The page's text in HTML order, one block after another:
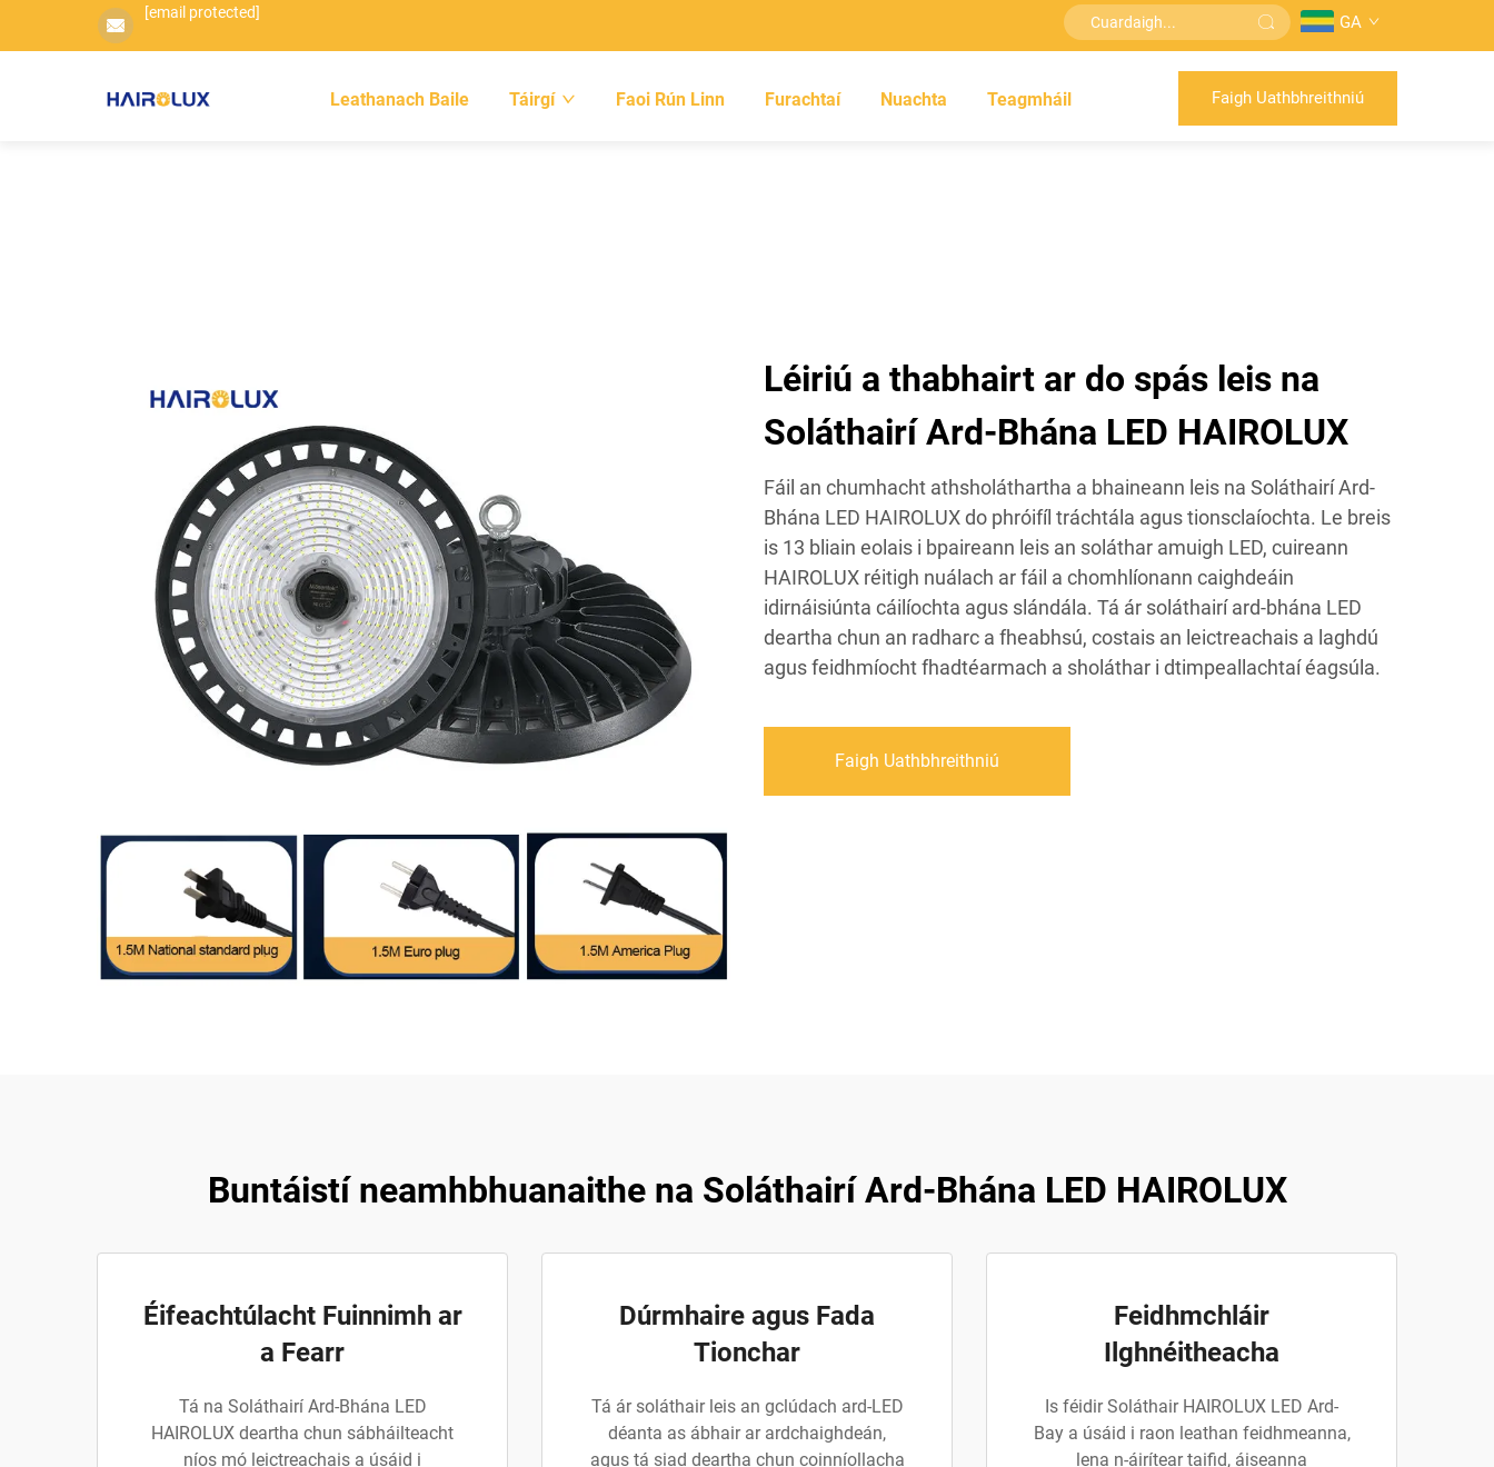
[email protected] GA
Leathanach Baile Táirgí Faoi Rún Linn Furachtaí Nuachta Teagmháil Faigh Uathbhreithniú
Léiriú a thabhairt ar do spás leis na
Soláthairí Ard-Bhána LED HAIROLUX
Fáil an chumhacht athsholáthartha a bhaineann leis na Soláthairí Ard-
Bhána LED HAIROLUX do phróifíl tráchtála agus tionsclaíochta. Le breis
is 13 bliain eolais i bpaireann leis an soláthar amuigh LED, cuireann
HAIROLUX réitigh nuálach ar fáil a chomhlíonann caighdeáin
idirnáisiúnta cáilíochta agus slándála. Tá ár soláthairí ard-bhána LED
deartha chun an radharc a fheabhsú, costais an leictreachais a laghdú
agus feidhmíocht fhadtéarmach a sholáthar i dtimpeallachtaí éagsúla.
Faigh Uathbhreithniú
Buntáistí neamhbhuanaithe na Soláthairí Ard-Bhána LED HAIROLUX
Éifeachtúlacht Fuinnimh ar
a Fearr
Tá na Soláthairí Ard-Bhána LED
HAIROLUX deartha chun sábháilteacht
níos mó leictreachais a úsáid i
Dúrmhaire agus Fada
Tionchar
Tá ár soláthair leis an gclúdach ard-LED
déanta as ábhair ar ardchaighdeán,
agus tá siad deartha chun coinníollacha
Feidhmchláir
Ilghnéitheacha
Is féidir Soláthair HAIROLUX LED Ard-
Bay a úsáid i raon leathan feidhmeanna,
lena n-áirítear taifid, áiseanna